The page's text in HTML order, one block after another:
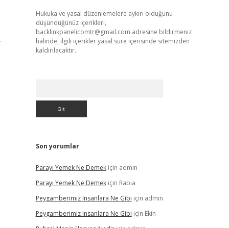
Hukuka ve yasal düzenlemelere aykırı olduğunu
düşündüğünüz içerikleri,
backlinkpanelicomtr@gmail.com adresine bildirmeniz
halinde, ilgili içerikler yasal süre içerisinde sitemizden
kaldırılacaktır.
Son yorumlar
Parayı Yemek Ne Demekiçin admin
Parayı Yemek Ne Demekiçin Rabia
Peygamberimiz Insanlara Ne Gibi için admin
Peygamberimiz Insanlara Ne Gibi için Ekin